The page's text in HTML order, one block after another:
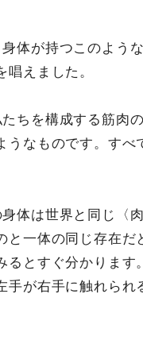
体が持つこのよう
唱えました。
ちを構成する筋肉
うなものです。すべ
体は世界と同じ〈
と一体の同じ存在
るとすぐ分かりま
手が右手に触れら